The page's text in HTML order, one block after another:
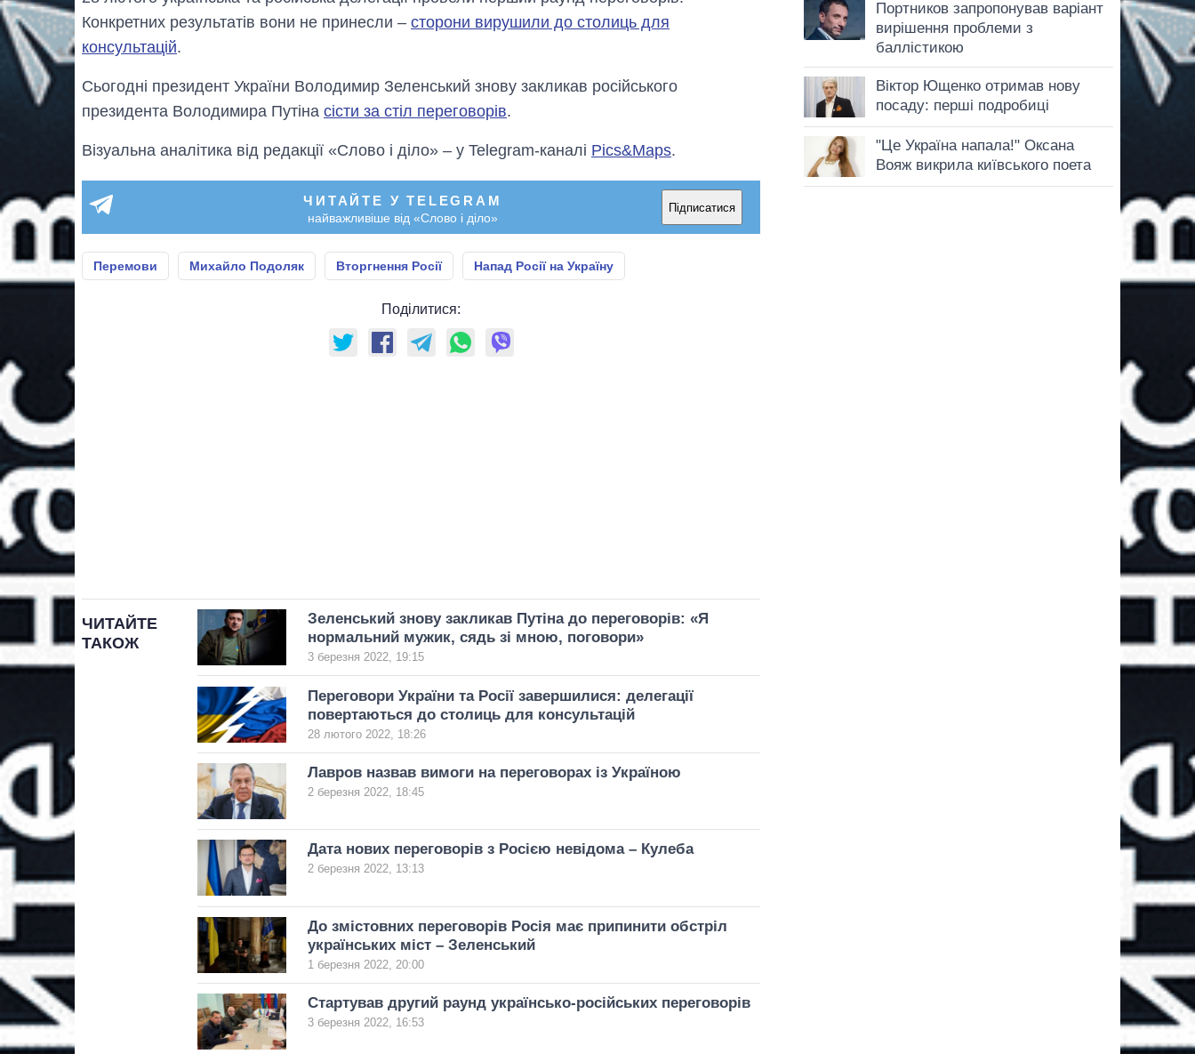
Конкретних результатів вони не принесли – сторони вирушили до столиць для
консультацій.
Сьогодні президент України Володимир Зеленський знову закликав російського
президента Володимира Путіна сісти за стіл переговорів.
Візуальна аналітика від редакції «Слово і діло» – у Telegram-каналі Pics&Maps.
ЧИТАЙТЕ У TELEGRAM
найважливіше від «Слово і діло»
Підписатися
Перемови Михайло Подоляк Вторгнення Росії Напад Росії на Україну
Поділитися:
ЧИТАЙТЕ
ТАКОЖ
Зеленський знову закликав Путіна до переговорів: «Я
нормальний мужик, сядь зі мною, поговори»
3 березня 2022, 19:15
Переговори України та Росії завершилися: делегації
повертаються до столиць для консультацій
28 лютого 2022, 18:26
Лавров назвав вимоги на переговорах із Україною
2 березня 2022, 18:45
Дата нових переговорів з Росією невідома – Кулеба
2 березня 2022, 13:13
До змістовних переговорів Росія має припинити обстріл
українських міст – Зеленський
1 березня 2022, 20:00
Стартував другий раунд українсько-російських переговорів
3 березня 2022, 16:53